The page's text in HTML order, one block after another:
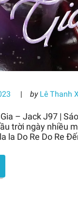
by Lê Thanh
– Jack J97 |
trời ngày nhiều
la Do Re Do Re